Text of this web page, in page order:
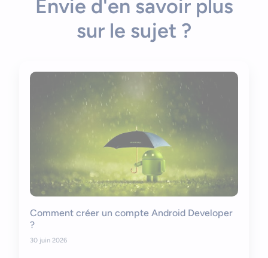
Envie d'en savoir plus
sur le sujet ?
Comment créer un compte Android Developer
?
30 juin 2026